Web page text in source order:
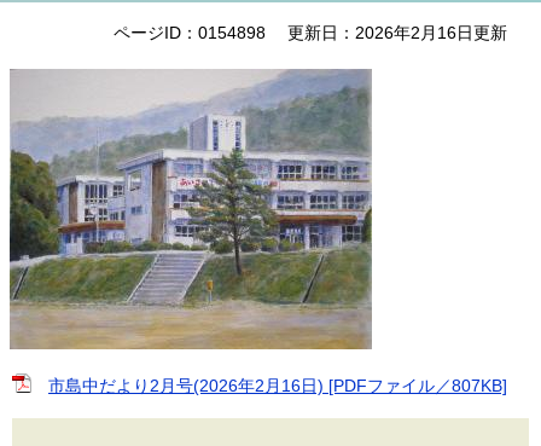
ページID：0154898 更新日：2026年2月16日更新
市島中だより2月号(2026年2月16日) [PDFファイル／807KB]